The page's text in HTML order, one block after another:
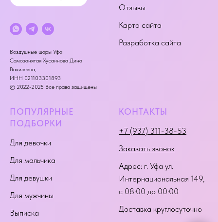
Воздушные шары Уфа
Самозанятая Хусаинова Дина
Вакилевна,
ИНН 021103301893
© 2022-2025 Все права защищены
Отзывы
Карта сайта
Разработка сайта
ПОПУЛЯРНЫЕ
ПОДБОРКИ
Для девочки
Для мальчика
Для девушки
Для мужчины
Выписка
КОНТАКТЫ
+7 (937) 311-38-53
Заказать звонок
Адрес: г. Уфа ул.
Интернациональная 149,
с 08:00 до 00:00
Доставка круглосуточно